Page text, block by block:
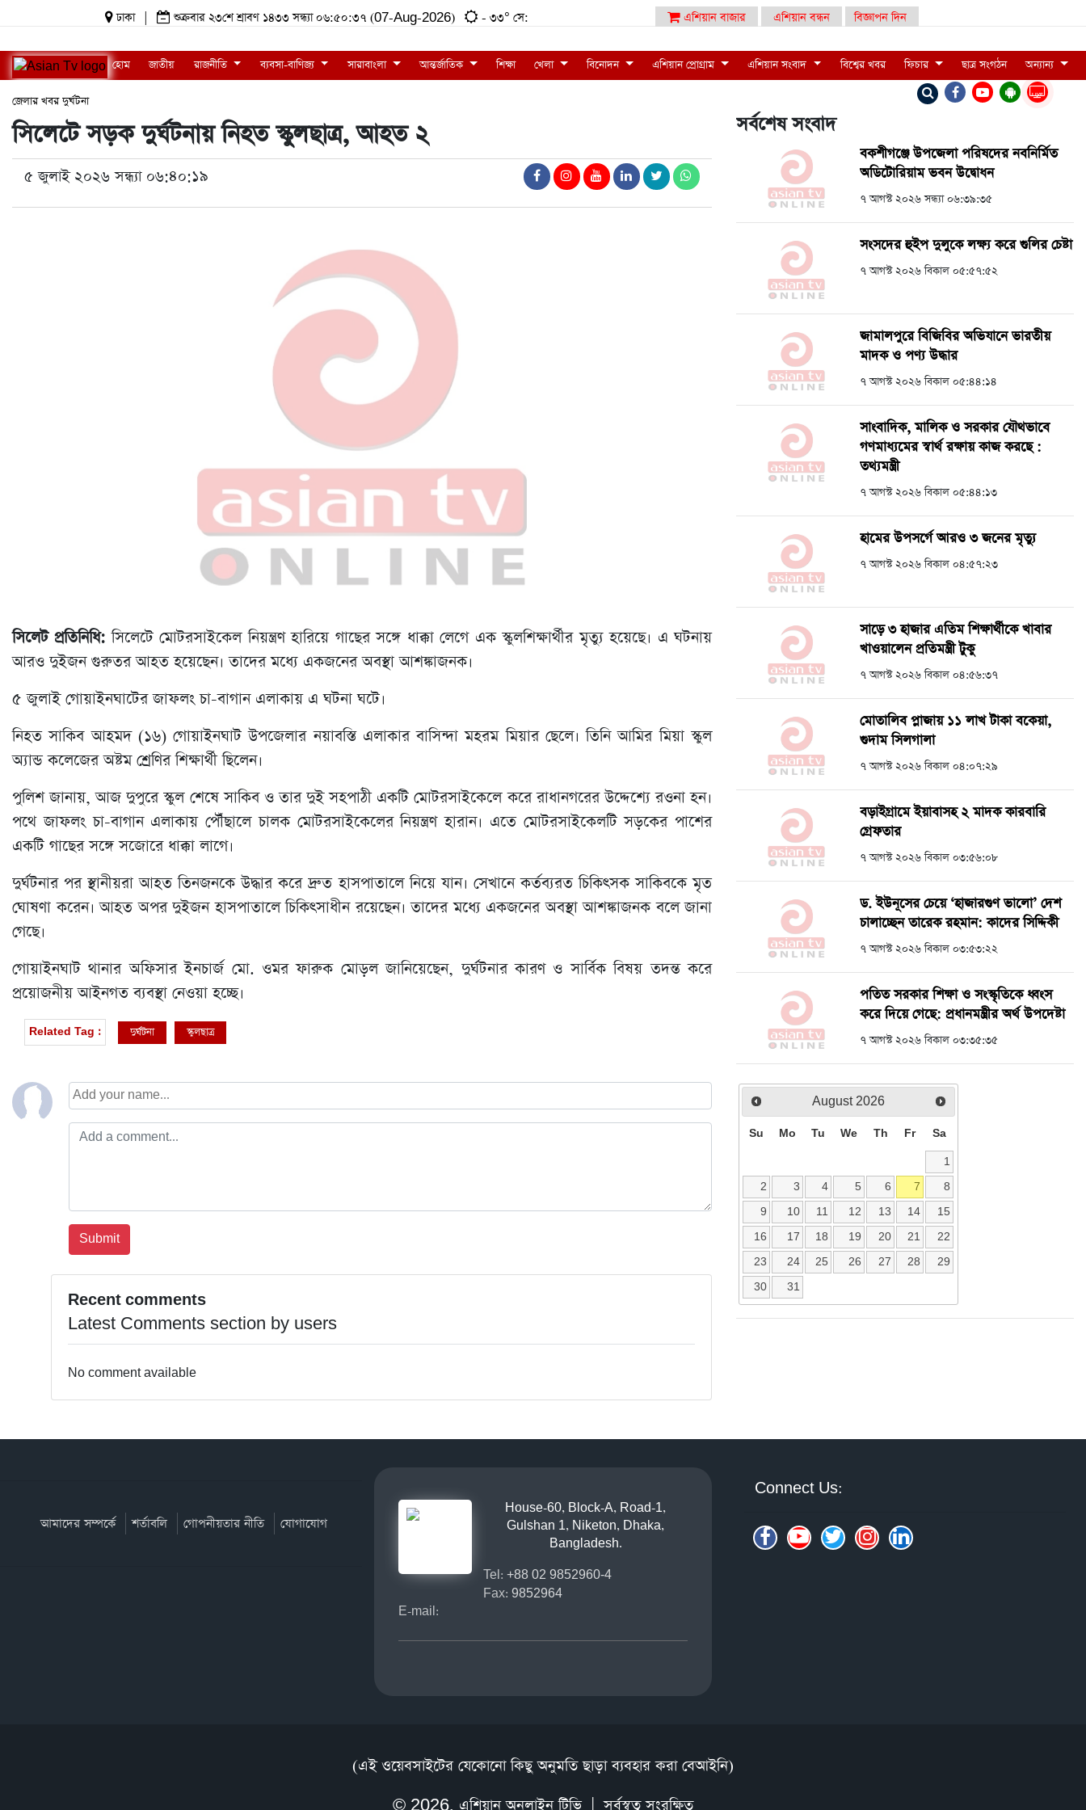
ঢাকা শুক্রবার ২৩শে শ্রাবণ ১৪৩৩ সন্ধ্যা ০৬:৫০:৩৭ (07-Aug-2026) - ৩৩° সে: এশিয়ান বাজার এশিয়ান বন্ধন বিজ্ঞাপন দিন
LIVE
হোম জাতীয় রাজনীতি ব্যবসা-বাণিজ্য সারাবাংলা আন্তর্জাতিক শিক্ষা খেলা বিনোদন এশিয়ান প্রোগ্রাম এশিয়ান সংবাদ বিশ্বের খবর ফিচার ছাত্র সংগঠন অন্যান্য
জেলার খবর দুর্ঘটনা
সিলেটে সড়ক দুর্ঘটনায় নিহত স্কুলছাত্র, আহত ২
৫ জুলাই ২০২৬ সন্ধ্যা ০৬:৪০:১৯
সিলেট প্রতিনিধি:সিলেটে মোটরসাইকেল নিয়ন্ত্রণ হারিয়ে গাছের সঙ্গে ধাক্কা লেগে এক স্কুলশিক্ষার্থীর মৃত্যু হয়েছে। এ ঘটনায়
আরও দুইজন গুরুতর আহত হয়েছেন। তাদের মধ্যে একজনের অবস্থা আশঙ্কাজনক।
৫ জুলাই গোয়াইনঘাটের জাফলং চা-বাগান এলাকায় এ ঘটনা ঘটে।
নিহত সাকিব আহমদ (১৬) গোয়াইনঘাট উপজেলার নয়াবস্তি এলাকার বাসিন্দা মহরম মিয়ার ছেলে। তিনি আমির মিয়া স্কুল
অ্যান্ড কলেজের অষ্টম শ্রেণির শিক্ষার্থী ছিলেন।
পুলিশ জানায়, আজ দুপুরে স্কুল শেষে সাকিব ও তার দুই সহপাঠী একটি মোটরসাইকেলে করে রাধানগরের উদ্দেশ্যে রওনা হন।
পথে জাফলং চা-বাগান এলাকায় পৌঁছালে চালক মোটরসাইকেলের নিয়ন্ত্রণ হারান। এতে মোটরসাইকেলটি সড়কের পাশের
একটি গাছের সঙ্গে সজোরে ধাক্কা লাগে।
দুর্ঘটনার পর স্থানীয়রা আহত তিনজনকে উদ্ধার করে দ্রুত হাসপাতালে নিয়ে যান। সেখানে কর্তব্যরত চিকিৎসক সাকিবকে মৃত
ঘোষণা করেন। আহত অপর দুইজন হাসপাতালে চিকিৎসাধীন রয়েছেন। তাদের মধ্যে একজনের অবস্থা আশঙ্কাজনক বলে জানা
গেছে।
গোয়াইনঘাট থানার অফিসার ইনচার্জ মো. ওমর ফারুক মোড়ল জানিয়েছেন, দুর্ঘটনার কারণ ও সার্বিক বিষয় তদন্ত করে
প্রয়োজনীয় আইনগত ব্যবস্থা নেওয়া হচ্ছে।
Related Tag : দুর্ঘটনা স্কুলছাত্র
Recent comments
Latest Comments section by users
No comment available
সর্বশেষ সংবাদ
বকশীগঞ্জে উপজেলা পরিষদের নবনির্মিত
অডিটোরিয়াম ভবন উদ্বোধন
৭ আগস্ট ২০২৬ সন্ধ্যা ০৬:৩৯:৩৫
সংসদের হুইপ দুলুকে লক্ষ্য করে গুলির চেষ্টা
৭ আগস্ট ২০২৬ বিকাল ০৫:৫৭:৫২
জামালপুরে বিজিবির অভিযানে ভারতীয়
মাদক ও পণ্য উদ্ধার
৭ আগস্ট ২০২৬ বিকাল ০৫:৪৪:১৪
সাংবাদিক, মালিক ও সরকার যৌথভাবে
গণমাধ্যমের স্বার্থ রক্ষায় কাজ করছে :
তথ্যমন্ত্রী
৭ আগস্ট ২০২৬ বিকাল ০৫:৪৪:১৩
হামের উপসর্গে আরও ৩ জনের মৃত্যু
৭ আগস্ট ২০২৬ বিকাল ০৪:৫৭:২৩
সাড়ে ৩ হাজার এতিম শিক্ষার্থীকে খাবার
খাওয়ালেন প্রতিমন্ত্রী টুকু
৭ আগস্ট ২০২৬ বিকাল ০৪:৫৬:৩৭
মোতালিব প্লাজায় ১১ লাখ টাকা বকেয়া,
গুদাম সিলগালা
৭ আগস্ট ২০২৬ বিকাল ০৪:০৭:২৯
বড়াইগ্রামে ইয়াবাসহ ২ মাদক কারবারি
গ্রেফতার
৭ আগস্ট ২০২৬ বিকাল ০৩:৫৬:০৮
ড. ইউনূসের চেয়ে ‘হাজারগুণ ভালো’ দেশ
চালাচ্ছেন তারেক রহমান: কাদের সিদ্দিকী
৭ আগস্ট ২০২৬ বিকাল ০৩:৫৩:২২
পতিত সরকার শিক্ষা ও সংস্কৃতিকে ধ্বংস
করে দিয়ে গেছে: প্রধানমন্ত্রীর অর্থ উপদেষ্টা
৭ আগস্ট ২০২৬ বিকাল ০৩:৩৫:৩৫
August 2026
Su Mo Tu We Th Fr Sa
1
2
3 4 5 6 7
8
9
10 11 12 13 14
15
16
17 18 19 20 21
22
23
24 25 26 27 28
29
30
31
আমাদের সম্পর্কে শর্তাবলি গোপনীয়তার নীতি যোগাযোগ
House-60, Block-A, Road-1,
Gulshan 1, Niketon, Dhaka,
Bangladesh.
Tel: +88 02 9852960-4
Fax: 9852964
E-mail:
Connect Us:
(এই ওয়েবসাইটের যেকোনো কিছু অনুমতি ছাড়া ব্যবহার করা বেআইনি)
© 2026, এশিয়ান অনলাইন টিভি| সর্বস্বত্ব সংরক্ষিত